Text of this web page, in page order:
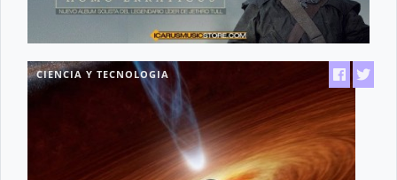
CIENCIA Y TECNOLOGIA